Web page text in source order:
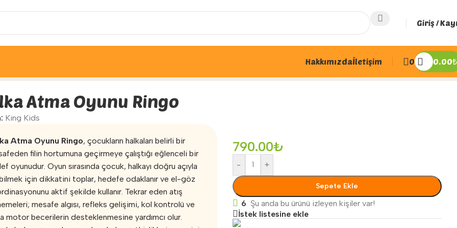
Giriş /
Hakkımızdaİletişim 0 0.00₺
Atma Oyunu Ringo
King Kids
Atma Oyunu Ringo, çocukların halkaları belirli bir
filin hortumuna geçirmeye çalıştığı eğlenceli bir
oyunudur. Oyun sırasında çocuk, halkayı doğru açıyla
için dikkatini toplar, hedefe odaklanır ve el-göz
aktif şekilde kullanır. Tekrar eden atış
mesafe algısı, refleks gelişimi, kol kontrolü ve
motor becerilerin desteklenmesine yardımcı olur.
790.00₺
- +
Sepete Ekle
6 Şu anda bu ürünü izleyen kişiler var!
İstek listesine ekle